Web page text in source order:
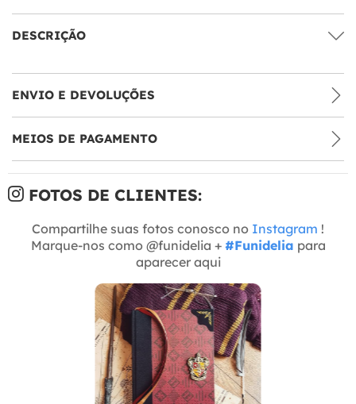
DESCRIÇÃO
ENVIO E DEVOLUÇÕES
MEIOS DE PAGAMENTO
FOTOS DE CLIENTES:
Compartilhe suas fotos conosco no Instagram !
Marque-nos como @funidelia + #Funidelia para
aparecer aqui